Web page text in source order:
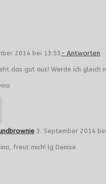
2014 bei 13:53 - Antworten
das gut aus! Werde ich gleich
3. September 2014
freut mich! lg Denise